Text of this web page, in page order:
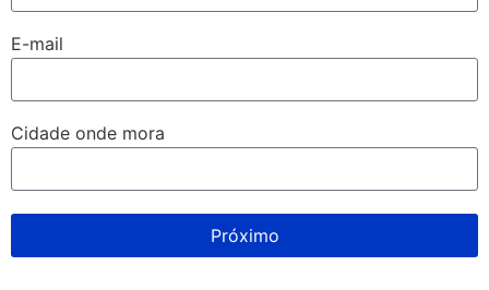
E-mail
Cidade onde mora
Próximo